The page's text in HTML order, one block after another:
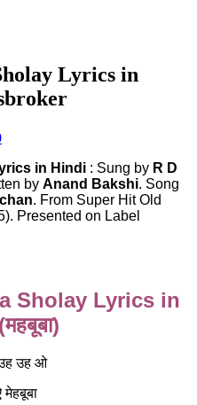
Lyrics in
in Hindi : Sung by R D
by Anand Bakshi. Song
. From Super Hit Old
Presented on Label
Sholay Lyrics in
उह ओ
मेहबूबा